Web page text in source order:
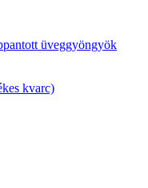
üveggyöngyök
kvarc)